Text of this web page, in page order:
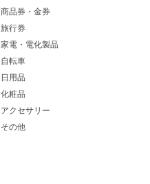
商品券・金券
旅行券
家電・電化製品
自転車
日用品
化粧品
アクセサリー
その他